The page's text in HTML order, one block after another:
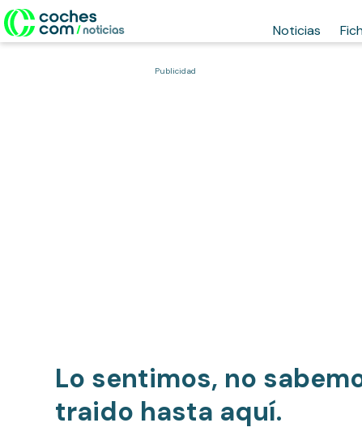
Noticias
Publicidad
Lo sentimos, no
traido hasta aquí.